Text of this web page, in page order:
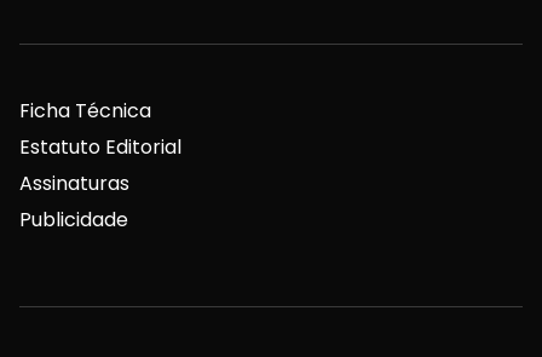
Ficha Técnica
Estatuto Editorial
Assinaturas
Publicidade